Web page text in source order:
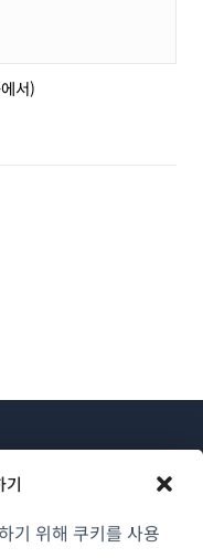
기
기 위해 쿠키를 사용
서)